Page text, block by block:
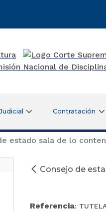
Contratación
estado sala de lo
Consejo de
Referencia: